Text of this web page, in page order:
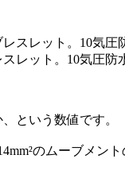
レット。10気圧防
という数値です。
のムーブメン